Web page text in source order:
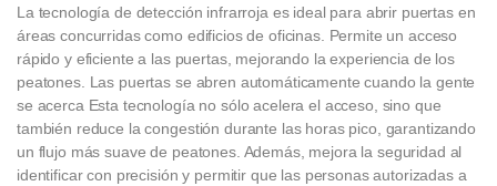
La tecnología de detección infrarroja es ideal para abrir puertas en
áreas concurridas como edificios de oficinas. Permite un acceso
rápido y eficiente a las puertas, mejorando la experiencia de los
peatones. Las puertas se abren automáticamente cuando la gente
se acerca Esta tecnología no sólo acelera el acceso, sino que
también reduce la congestión durante las horas pico, garantizando
un flujo más suave de peatones. Además, mejora la seguridad al
identificar con precisión y permitir que las personas autorizadas a